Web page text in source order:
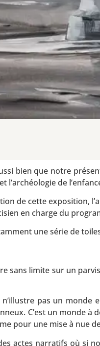
bien que notre
l’archéologie de
de cette exposition,
en charge du
une série de
sans limite sur un
pas un monde
C’est un monde à
pour une mise à nue
actes narratifs où si